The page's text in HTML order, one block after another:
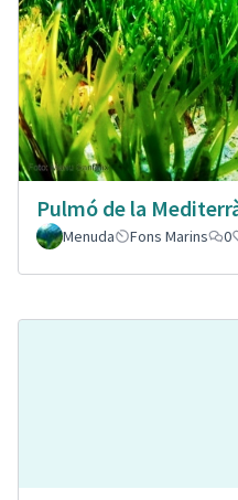
Pulmó de la
Menuda
Fons Marins 0